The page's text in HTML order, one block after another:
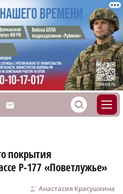
M S
покрытия
Р‑177 «Поветлужье»
Анастасия Красушкина